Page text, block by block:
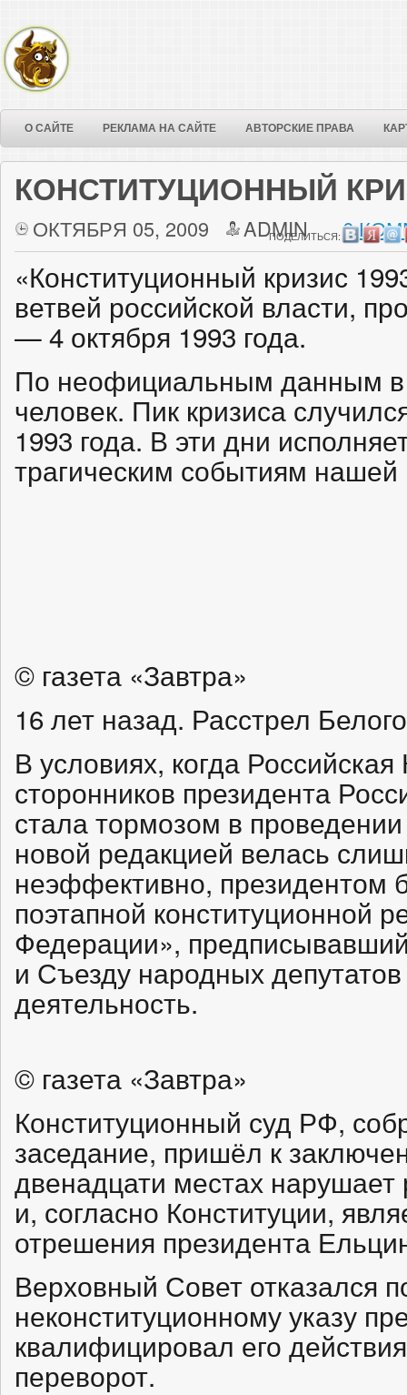
О САЙТЕ РЕКЛАМА НА САЙТЕ АВТОРСКИЕ ПРАВА
КОНСТИТУЦИОННЫЙ
ОКТЯБРЯ 05, 2009 ADMIN 6
ПОДЕЛИТЬСЯ:
«Конституционный кризис
ветвей российской власти,
— 4 октября 1993 года.
По неофициальным данным в
человек. Пик кризиса
1993 года. В эти дни
трагическим событиям нашей
© газета «Завтра»
16 лет назад. Расстрел
В условиях, когда
сторонников президента
стала тормозом в
новой редакцией велась
неэффективно, президентом
поэтапной конституционной
Федерации»,
и Съезду народных
деятельность.
© газета «Завтра»
Конституционный суд РФ,
заседание, пришёл к
двенадцати местах
и, согласно Конституции,
отрешения президента
Верховный Совет отказался
неконституционному указу
квалифицировал его
переворот.